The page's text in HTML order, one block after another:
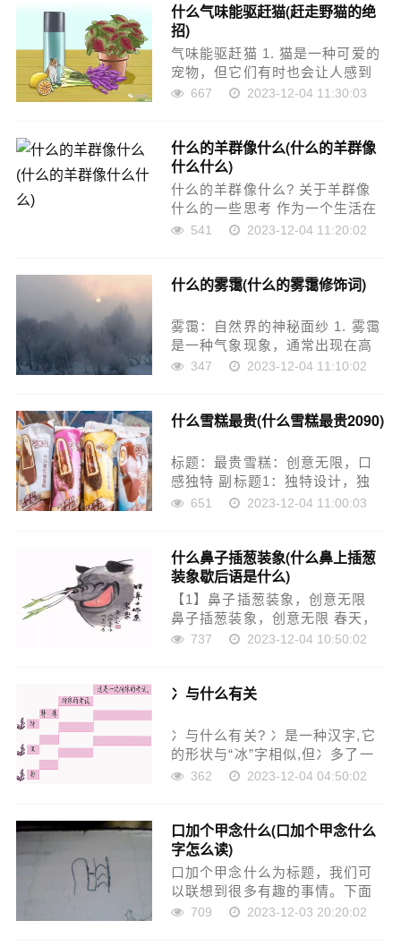
题词出现次数不能超过4次。 主
标题：如何利用百……
什么气味能驱赶猫(赶走野猫的绝
招)
气味能驱赶猫 1. 猫是一种可爱的
宠物，但它们有时也会让人感到
烦恼。其中之一就是它们的气
是一个不错的选择。但在驱赶猫
的同时，也要确保……
667 2023-12-04 11:30:03
什么的羊群像什么(什么的羊群像
什么什么)
什么的羊群像什么? 关于羊群像
什么的一些思考 作为一个生活在
现代社会中的普通羊群,我们每天
体,我也曾思考过羊群像什么这个
541 2023-12-04 11:20:02
什么的雾霭(什么的雾霭修饰词)
雾霭：自然界的神秘面纱 1. 雾霭
是一种气象现象，通常出现在高
海拔地区和山谷中。它是由水蒸
自然界中具有神秘的美感，它能
347 2023-12-04 11:10:02
什么雪糕最贵(什么雪糕最贵2090)
标题：最贵雪糕：创意无限，口
感独特 副标题1：独特设计，独
具匠心 这款雪糕的外形与普通雪
面添加了巧克力颗粒和水果干等
食材，使得口感更……
651 2023-12-04 11:00:03
什么鼻子插葱装象(什么鼻上插葱
装象歇后语是什么)
【1】鼻子插葱装象，创意无限
鼻子插葱装象，创意无限 春天，
万物复苏，正是踏青赏花的好时
象。 这个话题来源于民间，流传
737 2023-12-04 10:50:02
冫与什么有关
冫与什么有关? 冫是一种汉字,它
的形状与“冰”字相似,但冫多了一
横,代表冰层下面的水。冫与冰有
它的形状与“氵”字相似,代表
水……
362 2023-12-04 04:50:02
口加个甲念什么(口加个甲念什么
字怎么读)
口加个甲念什么为标题，我们可
以联想到很多有趣的事情。下面
是一篇围绕这个主题的文章，按
709 2023-12-03 20:20:02